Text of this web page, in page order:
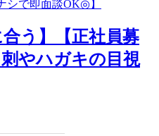
合う】【正社員募
やハガキの目視